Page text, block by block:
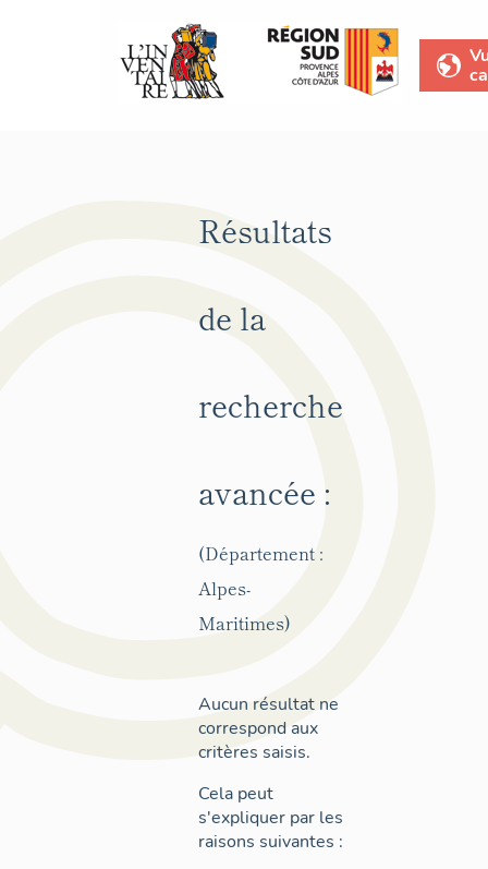
Résultats
de la
recherche
avancée :
(Département :
Alpes-
Maritimes)
Aucun résultat ne
correspond aux
critères saisis.
Cela peut
s'expliquer par les
raisons suivantes :